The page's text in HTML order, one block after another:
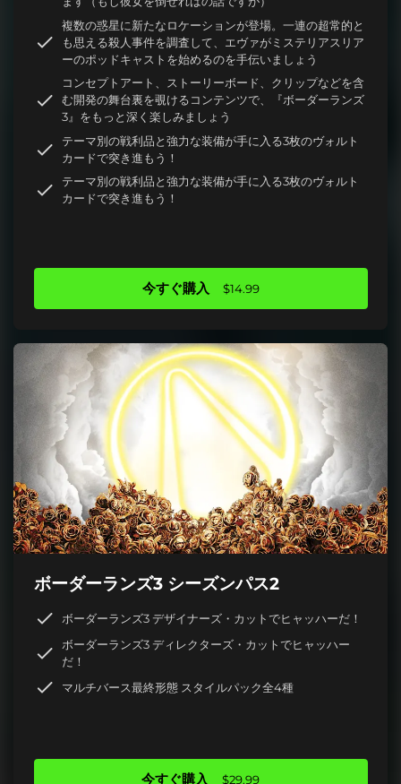
複数の惑星に新たなロケーションが登場。一連の超常的と
も思える殺人事件を調査して、エヴァがミステリアスリア
ーのポッドキャストを始めるのを手伝いましょう
コンセプトアート、ストーリーボード、クリップなどを含
む開発の舞台裏を覗けるコンテンツで、『ボーダーランズ
3』をもっと深く楽しみましょう
テーマ別の戦利品と強力な装備が手に入る3枚のヴォルト
カードで突き進もう！
テーマ別の戦利品と強力な装備が手に入る3枚のヴォルト
カードで突き進もう！
今すぐ購入 $14.99
ボーダーランズ3 シーズンパス2
ボーダーランズ3 デザイナーズ・カットでヒャッハーだ！
ボーダーランズ3 ディレクターズ・カットでヒャッハー
だ！
マルチバース最終形態 スタイルパック全4種
今すぐ購入 $29.99